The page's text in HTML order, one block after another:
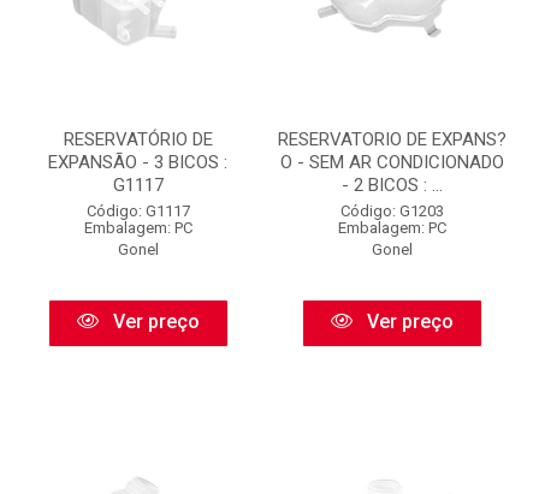
RESERVATÓRIO DE
EXPANSÃO - 3 BICOS :
G1117
Código: G1117
Embalagem: PC
Gonel
Ver preço
RESERVATORIO DE EXPANS?
O - SEM AR CONDICIONADO
- 2 BICOS : ...
Código: G1203
Embalagem: PC
Gonel
Ver preço